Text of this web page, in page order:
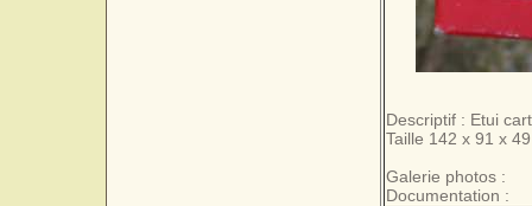
Descriptif : Etui
Taille 142 x 91 x 49
Galerie photos :
Documentation :